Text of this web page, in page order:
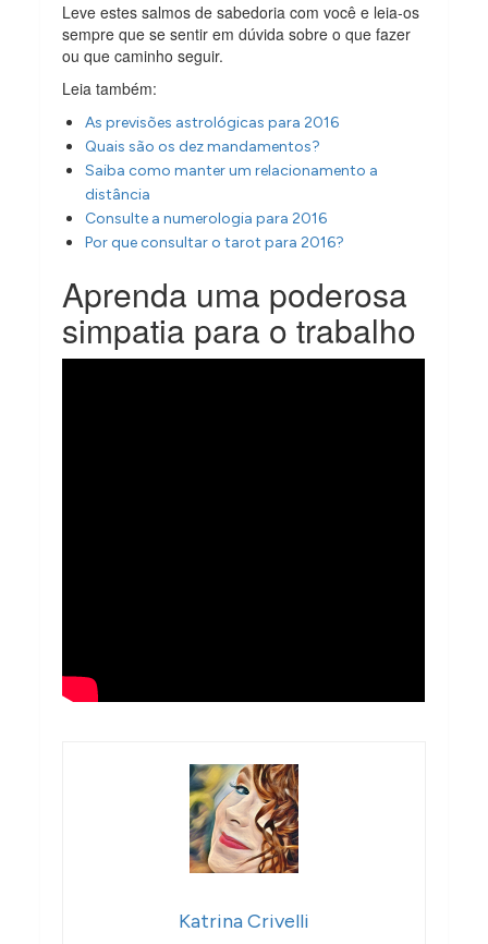
Leve estes salmos de sabedoria com você e leia-os
sempre que se sentir em dúvida sobre o que fazer
ou que caminho seguir.
Leia também:
As previsões astrológicas para 2016
Quais são os dez mandamentos?
Saiba como manter um relacionamento a
distância
Consulte a numerologia para 2016
Por que consultar o tarot para 2016?
Aprenda uma poderosa
simpatia para o trabalho
Katrina Crivelli